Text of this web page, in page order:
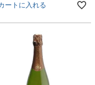
ートに入れる